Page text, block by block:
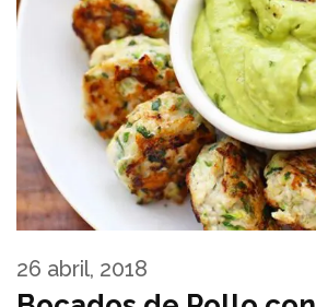
26 abril, 2018